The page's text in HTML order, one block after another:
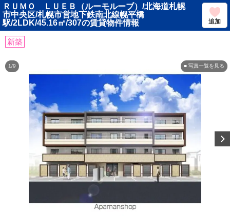
ＲＵＭＯ ＬＵＥＢ（ルーモルーブ）/北海道札幌
市中央区/札幌市営地下鉄南北線幌平橋
駅/2LDK/45.16㎡/307の賃貸物件情報
追加
新築
■ 写真一覧を見る
1/9